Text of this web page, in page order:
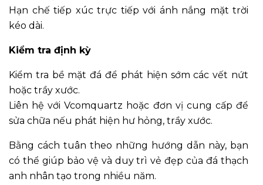
Hạn chế tiếp xúc trực tiếp với ánh nắng mặt trời
kéo dài.
Kiểm tra định kỳ
Kiểm tra bề mặt đá để phát hiện sớm các vết nứt
hoặc trầy xước.
Liên hệ với Vcomquartz hoặc đơn vị cung cấp để
sửa chữa nếu phát hiện hư hỏng, trầy xước.
Bằng cách tuân theo những hướng dẫn này, bạn
có thể giúp bảo vệ và duy trì vẻ đẹp của đá thạch
anh nhân tạo trong nhiều năm.